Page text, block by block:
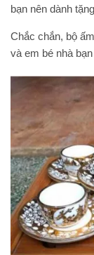
bạn nên dành
Chắc chắn, bộ
và em bé nhà